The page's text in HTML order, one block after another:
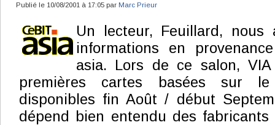
Publié le 10/08/2001 à 17:05 par Marc Prieur
Un lecteur, Feuillard, nous
informations en
asia. Lors de ce salon,
premières cartes basées sur le
disponibles fin Août / début
dépend bien entendu des